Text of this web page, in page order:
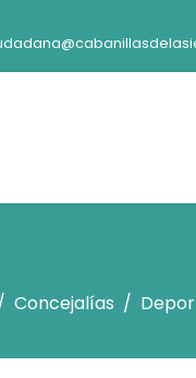
Concejalías